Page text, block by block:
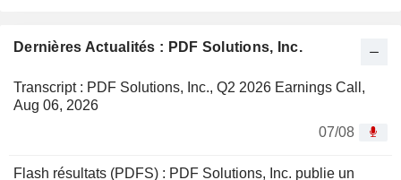
Dernières Actualités : PDF Solutions, Inc.
Transcript : PDF Solutions, Inc., Q2 2026 Earnings Call,
Aug 06, 2026
07/08
Flash résultats (PDFS) : PDF Solutions, Inc. publie un